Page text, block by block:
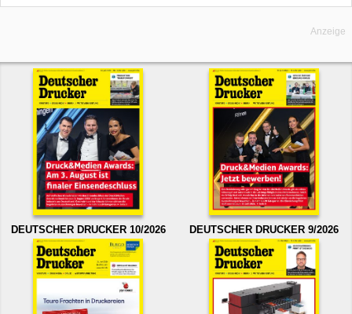
Anzeige
DEUTSCHER DRUCKER 10/2026 DEUTSCHER DRUCKER 9/2026